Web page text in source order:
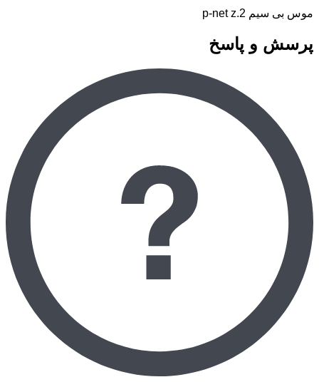
موس بی سیم p-net z.2
پرسش و پاسخ